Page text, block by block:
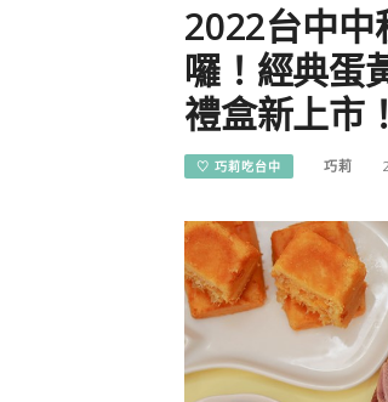
2022台中
囉！經典蛋
禮盒新上市！
♡ 巧莉吃台中 巧莉